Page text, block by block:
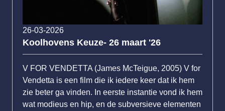
26-03-2026
Koolhovens Keuze- 26 maart '26
V FOR VENDETTA (James McTeigue, 2005) V for
Vendetta is een film die ik iedere keer dat ik hem
zie beter ga vinden. In eerste instantie vond ik hem
wat modieus en hip, en de subversieve elementen